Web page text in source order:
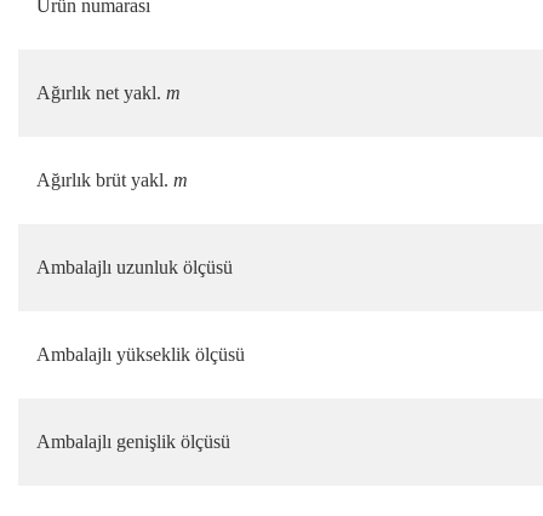
Ürün numarası
Ağırlık net yakl. m
Ağırlık brüt yakl. m
Ambalajlı uzunluk ölçüsü
Ambalajlı yükseklik ölçüsü
Ambalajlı genişlik ölçüsü